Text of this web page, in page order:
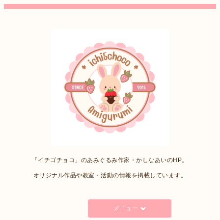
「イチゴチョコ」のあみぐるみ作家・かしなあいのHP。
オリジナル作品や教室・活動の情報を掲載しています。
メニュー